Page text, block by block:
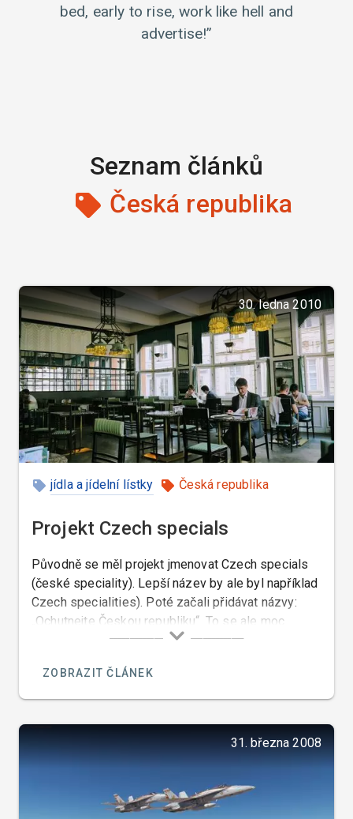
bed, early to rise, work like hell and
advertise!
Seznam článků
Česká republika
30. ledna 2010
jídla a jídelní lístky Česká republika
Projekt Czech specials
Původně se měl projekt jmenovat Czech specials
(české speciality). Lepší název by ale byl například
Czech specialities). Poté začali přidávat názvy:
„Ochutnejte Českou republiku“. To se ale moc
nelíbilo Moravákům, a tak Moraváci přišli s něčím
ZOBRAZIT ČLÁNEK
31. března 2008